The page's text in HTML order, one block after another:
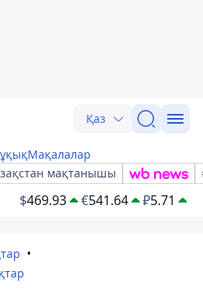
Қаз
Мақалалар
мақтанышы
$469.93 €541.64 ₽5.71